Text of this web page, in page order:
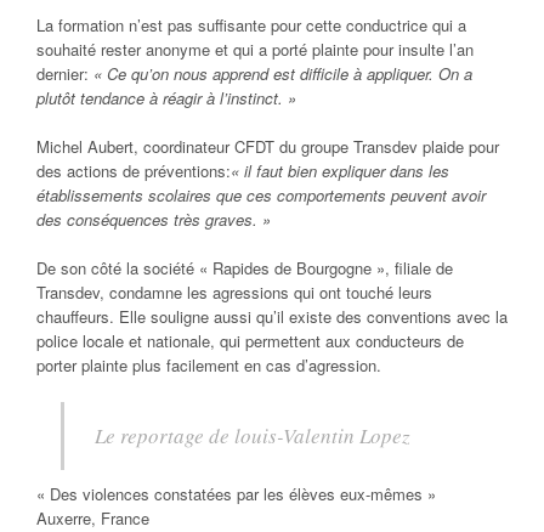
La formation n’est pas suffisante pour cette conductrice qui a
souhaité rester anonyme et qui a porté plainte pour insulte l’an
dernier: « Ce qu’on nous apprend est difficile à appliquer. On a
plutôt tendance à réagir à l’instinct. »
Michel Aubert, coordinateur CFDT du groupe Transdev plaide pour
des actions de préventions:« il faut bien expliquer dans les
établissements scolaires que ces comportements peuvent avoir
des conséquences très graves. »
De son côté la société « Rapides de Bourgogne », filiale de
Transdev, condamne les agressions qui ont touché leurs
chauffeurs. Elle souligne aussi qu’il existe des conventions avec la
police locale et nationale, qui permettent aux conducteurs de
porter plainte plus facilement en cas d’agression.
Le reportage de louis-Valentin Lopez
« Des violences constatées par les élèves eux-mêmes »
Auxerre, France